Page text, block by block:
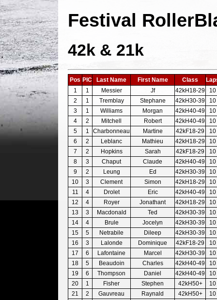
Festival
42k & 21k
Pos PIC Last Name First Name Class
1
1 Messier Jf 42kH18-29
10
2
1 Tremblay Stephane 42kH30-39
10
3
1 Williams Morgan 42kH40-49
10
4
2 Mitchell Robert 42kH40-49
10
5
1 Charbonneau Martine 42kF18-29
10
6
2 Leblanc Mathieu 42kH18-29
10
7
2 Hopkins Sarah 42kF18-29
10
8
3 Chaput Claude 42kH40-49
10
9
2 Leung Ed 42kH30-39
10
10
3 Clement Simon 42kH18-29
10
11
4 Drolet Eric 42kH40-49
10
12
4 Royer Jonathant 42kH18-29
10
13
3 Macdonald Ted 42kH30-39
10
14
4 Brule Jocelyn 42kH30-39
10
15
5 Netrabile Dileep 42kH30-39
10
16
3 Lalonde Dominique 42kF18-29
10
17
6 Lafontaine Marcel 42kH30-39
10
18
5 Beaudoin Charles 42kH40-49
10
19
6 Thompson Daniel 42kH40-49
10
20
1 Fisher Stephen 42kH50+
10
21
2 Gauvreau Raynald 42kH50+
10